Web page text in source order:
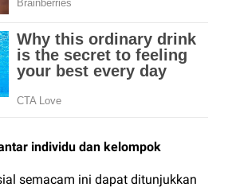
individu dan kelompok
semacam ini dapat ditunjukkan